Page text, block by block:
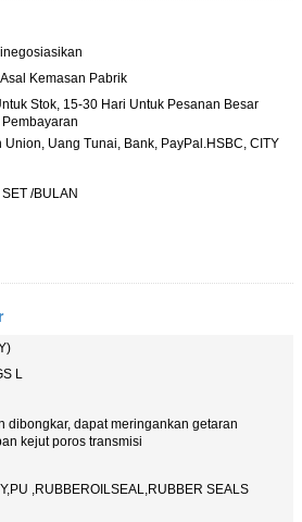
Kemasan Pabrik
Stok, 15-30 Hari Untuk Pesanan Besar
Union, Uang Tunai, Bank, PayPal.HSBC, CITY
/BULAN
L
dibongkar, dapat meringankan getaran
kejut poros transmisi
,RUBBEROILSEAL,RUBBER SEALS